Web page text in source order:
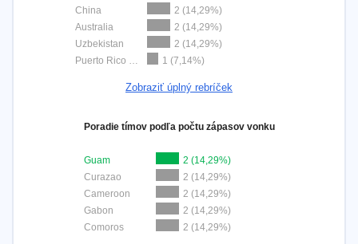
China
2 (14,29%)
Australia
2 (14,29%)
Uzbekistan
2 (14,29%)
Puerto Rico 3x3
1 (7,14%)
Zobraziť úplný rebríček
Poradie tímov podľa počtu zápasov vonku
Guam
2 (14,29%)
Curazao
2 (14,29%)
Cameroon
2 (14,29%)
Gabon
2 (14,29%)
Comoros
2 (14,29%)